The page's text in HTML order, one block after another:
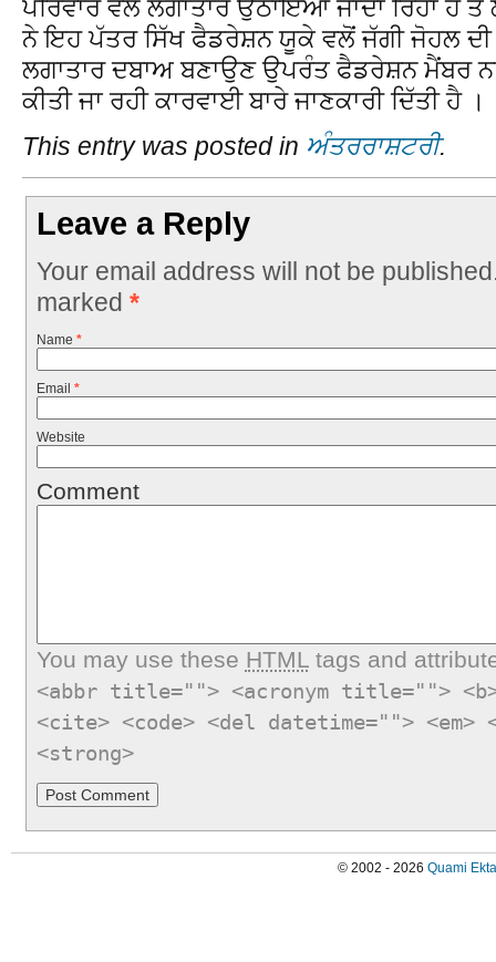
ਪਰਿਵਾਰ ਵਲੋਂ ਲਗਾਤਾਰ ਉਠਾਇਆ ਜਾਂਦਾ ਰਿਹਾ ਹੈ
ਨੇ ਇਹ ਪੱਤਰ ਸਿੱਖ ਫੈਡਰੇਸ਼ਨ ਯੂਕੇ ਵਲੋਂ ਜੱਗੀ ਜੋਹਲ
ਲਗਾਤਾਰ ਦਬਾਅ ਬਣਾਉਣ ਉਪਰੰਤ ਫੈਡਰੇਸ਼ਨ ਮੈਂਬਰ
ਕੀਤੀ ਜਾ ਰਹੀ ਕਾਰਵਾਈ ਬਾਰੇ ਜਾਣਕਾਰੀ ਦਿੱਤੀ ਹੈ ।
This entry was posted in ਅੰਤਰਰਾਸ਼ਟਰੀ.
Leave a Reply
Your email address will not be
marked *
Name *
Email *
Website
Comment
You may use these HTMLtags and
<abbr title=""> <acronym title="">
<cite> <code> <del datetime="">
<strong>
© 2002 - 2026 Quami